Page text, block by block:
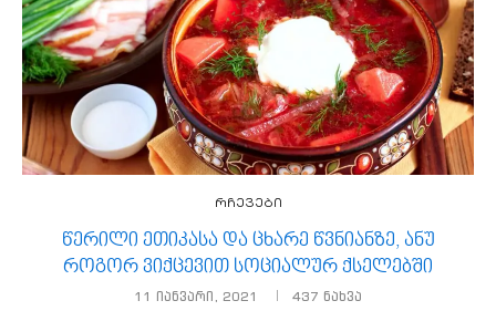
რჩევები
წერილი ეთიკასა და ცხარე წვნიანზე, ანუ
როგორ ვიქცევით სოციალურ ქსელებში
11 იანვარი, 2021 437 ნახვა